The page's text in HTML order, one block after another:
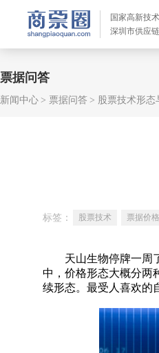
国家高新技
深圳市供应
票据问答
新闻中心 票据问答 股票技术形态
标签： 股票技术 票据价格
天山生物停牌一周了
中，价格形态大概分两
续形态。最受人喜欢的